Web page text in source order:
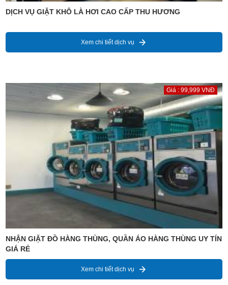
DỊCH VỤ GIẶT KHÔ LÀ HƠI CAO CẤP THU HƯƠNG
Xem chi tiết dịch vụ
Giá : 99,999 VNĐ
NHẬN GIẶT ĐỒ HÀNG THÙNG, QUẦN ÁO HÀNG THÙNG UY TÍN
GIÁ RẺ
Xem chi tiết dịch vụ